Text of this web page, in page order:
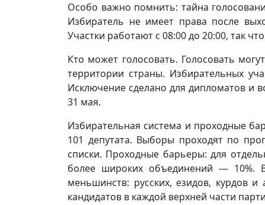
Особо важно помнить: тайна
Избиратель не имеет права после
Участки работают с 08:00 до 20:00, так
Кто может голосовать. Голосовать
территории страны. Избирательных
Исключение сделано для дипломатов и
31 мая.
Избирательная система и проходные
101 депутата. Выборы проходят по
списки. Проходные барьеры: для
более широких объединений — 10%.
меньшинств: русских, езидов, курдов и
кандидатов в каждой верхней части